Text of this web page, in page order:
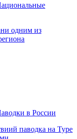
одним из
в России
паводка на Туре